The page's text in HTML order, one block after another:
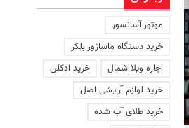
موتور آسانسور
خرید دستگاه ماساژور بلکر
اجاره ویلا شمال
خرید ادکلن
خرید لوازم آرایشی اصل
خرید طلای آب شده